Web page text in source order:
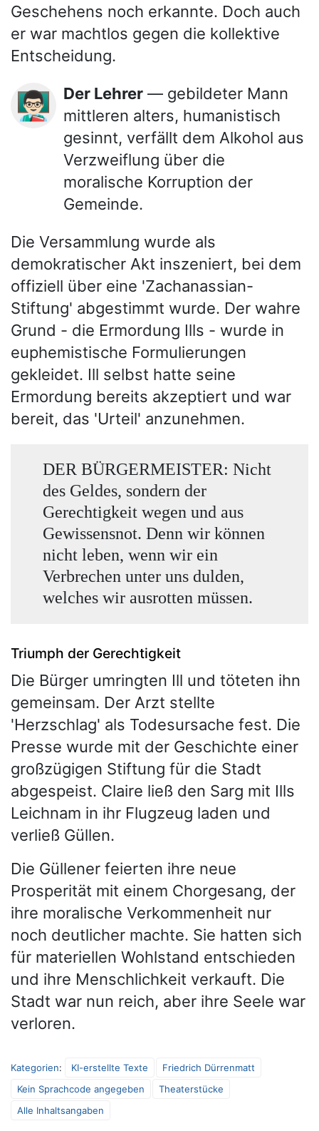
Geschehens noch erkannte. Doch auch
er war machtlos gegen die kollektive
Entscheidung.
👨🏻‍🏫 Der Lehrer — gebildeter Mann
mittleren alters, humanistisch
gesinnt, verfällt dem Alkohol aus
Verzweiflung über die
moralische Korruption der
Gemeinde.
Die Versammlung wurde als
demokratischer Akt inszeniert, bei dem
offiziell über eine 'Zachanassian-
Stiftung' abgestimmt wurde. Der wahre
Grund - die Ermordung Ills - wurde in
euphemistische Formulierungen
gekleidet. Ill selbst hatte seine
Ermordung bereits akzeptiert und war
bereit, das 'Urteil' anzunehmen.
DER BÜRGERMEISTER: Nicht
des Geldes, sondern der
Gerechtigkeit wegen und aus
Gewissensnot. Denn wir können
nicht leben, wenn wir ein
Verbrechen unter uns dulden,
welches wir ausrotten müssen.
Triumph der Gerechtigkeit
Die Bürger umringten Ill und töteten ihn
gemeinsam. Der Arzt stellte
'Herzschlag' als Todesursache fest. Die
Presse wurde mit der Geschichte einer
großzügigen Stiftung für die Stadt
abgespeist. Claire ließ den Sarg mit Ills
Leichnam in ihr Flugzeug laden und
verließ Güllen.
Die Güllener feierten ihre neue
Prosperität mit einem Chorgesang, der
ihre moralische Verkommenheit nur
noch deutlicher machte. Sie hatten sich
für materiellen Wohlstand entschieden
und ihre Menschlichkeit verkauft. Die
Stadt war nun reich, aber ihre Seele war
verloren.
Kategorien: KI-erstellte Texte
Friedrich Dürrenmatt
Kein Sprachcode angegeben
Theaterstücke
Alle Inhaltsangaben